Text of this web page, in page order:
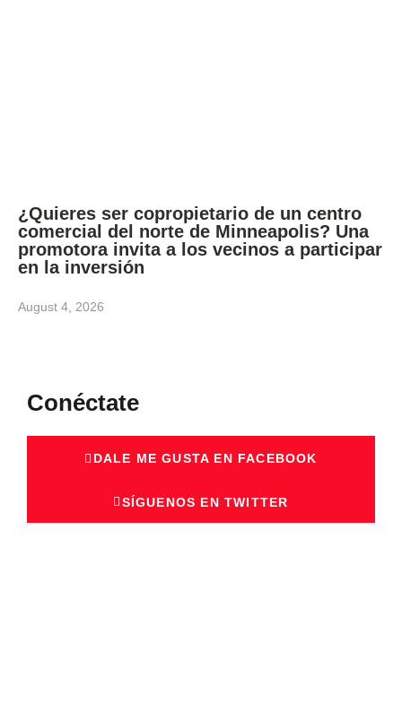
¿Quieres ser copropietario de un centro
comercial del norte de Minneapolis? Una
promotora invita a los vecinos a participar
en la inversión
August 4, 2026
Conéctate
DALE ME GUSTA EN FACEBOOK
SÍGUENOS EN TWITTER